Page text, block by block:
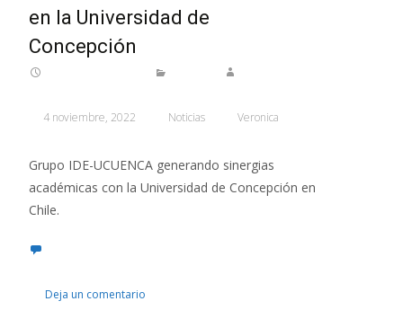
en la Universidad de
Concepción
4 noviembre, 2022 Noticias Veronica
Grupo IDE-UCUENCA generando sinergias
académicas con la Universidad de Concepción en
Chile.
Deja un comentario